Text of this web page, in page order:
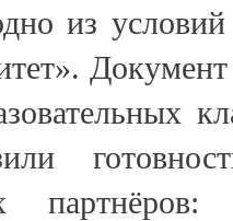
из
Документ